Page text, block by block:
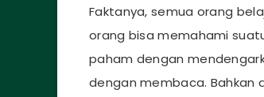
Faktanya, semua orang
orang bisa memahami
paham dengan
dengan membaca. Bahkan